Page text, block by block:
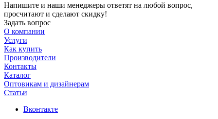
Напишите и наши менеджеры ответят на любой вопрос,
просчитают и сделают скидку!
Задать вопрос
О компании
Услуги
Как купить
Производители
Контакты
Каталог
Оптовикам и дизайнерам
Статьи
Вконтакте